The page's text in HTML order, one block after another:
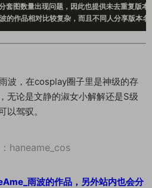
套图数量出现问题，因此也提供未去重复版本
的作品相对比较复杂，而且不同人分享版本
波，在cosplay圈子里是神级的存
无论是文静的淑女小解解还是S级
以驾驭。
haneame_cos
雨波的作品，另外站内也会分